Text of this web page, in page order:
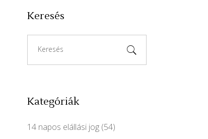
Keresés
for:
Kategóriák
14 napos elállási jog(54)